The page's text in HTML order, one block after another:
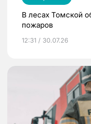
В лесах Томской
пожаров
12:31 / 30.07.26